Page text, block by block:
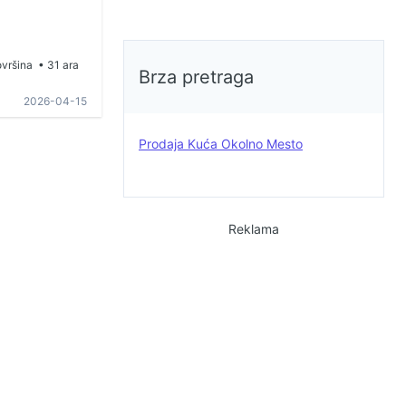
• 31 ara
2026-04-15
Brza pretraga
Prodaja Kuća Okolno Mesto
Reklama